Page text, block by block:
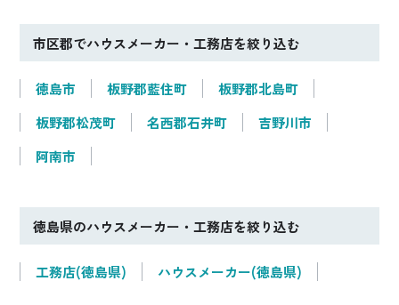
市区郡でハウスメーカー・工務店を絞り込む
徳島市 板野郡藍住町
板野郡北島町
板野郡松茂町
名西郡石井町
吉野川市
阿南市
徳島県のハウスメーカー・工務店を絞り込む
工務店(徳島県) ハウスメーカー(徳島県)